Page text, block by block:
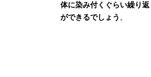
体に染み付くぐらい繰り
ができるでしょう 。